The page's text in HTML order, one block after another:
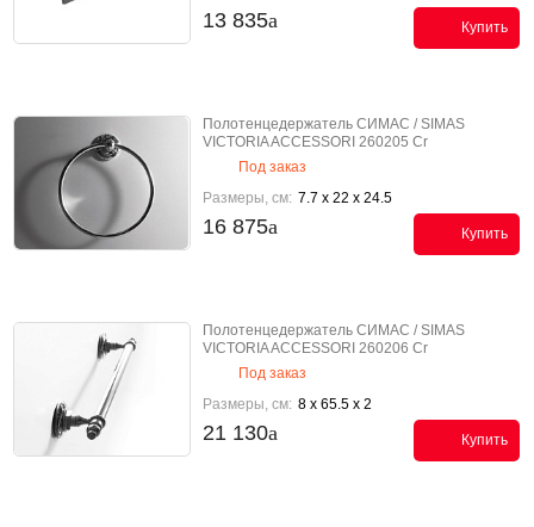
13 835 Купить
Полотенцедержатель СИМАС / SIMAS
VICTORIA ACCESSORI 260205 Cr
Под заказ
Размеры, см: 7.7 x 22 x 24.5
16 875 Купить
Полотенцедержатель СИМАС / SIMAS
VICTORIA ACCESSORI 260206 Cr
Под заказ
Размеры, см: 8 x 65.5 x 2
21 130 Купить